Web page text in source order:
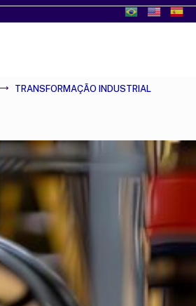
TRANSFORMAÇÃO INDUSTRIAL